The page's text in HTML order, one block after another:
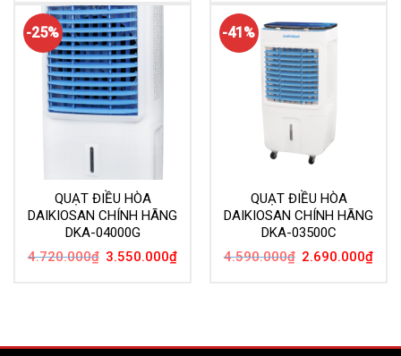
8.600.000₫.
7.690.000₫.
-25%
QUẠT ĐIỀU HÒA
DAIKIOSAN CHÍNH HÃNG
DKA-04000G
4.720.000₫ Giá
3.550.000₫Giá
-41%
QUẠT ĐIỀU HÒA
DAIKIOSAN CHÍNH HÃNG
DKA-03500C
4.590.000₫ Giá
2.690.000₫Giá